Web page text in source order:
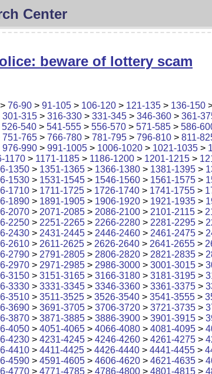
Center
beware of lottery scam
> 76-90 > 91-105 > 106-120 > 121-135 > 136-150
301-315 > 316-330 > 331-345 > 346-360 > 361-
526-540 > 541-555 > 556-570 > 571-585 > 586-
751-765 > 766-780 > 781-795 > 796-810 > 811-
976-990 > 991-1005 > 1006-1020 > 1021-1035 >
1170 > 1171-1185 > 1186-1200 > 1201-1215 >
1350 > 1351-1365 > 1366-1380 > 1381-1395 >
1530 > 1531-1545 > 1546-1560 > 1561-1575 >
1710 > 1711-1725 > 1726-1740 > 1741-1755 >
1890 > 1891-1905 > 1906-1920 > 1921-1935 >
2070 > 2071-2085 > 2086-2100 > 2101-2115 >
2250 > 2251-2265 > 2266-2280 > 2281-2295 >
2430 > 2431-2445 > 2446-2460 > 2461-2475 >
2610 > 2611-2625 > 2626-2640 > 2641-2655 >
2790 > 2791-2805 > 2806-2820 > 2821-2835 >
2970 > 2971-2985 > 2986-3000 > 3001-3015 >
3150 > 3151-3165 > 3166-3180 > 3181-3195 >
3330 > 3331-3345 > 3346-3360 > 3361-3375 >
3510 > 3511-3525 > 3526-3540 > 3541-3555 >
3690 > 3691-3705 > 3706-3720 > 3721-3735 >
3870 > 3871-3885 > 3886-3900 > 3901-3915 >
4050 > 4051-4065 > 4066-4080 > 4081-4095 >
4230 > 4231-4245 > 4246-4260 > 4261-4275 >
4410 > 4411-4425 > 4426-4440 > 4441-4455 >
4590 > 4591-4605 > 4606-4620 > 4621-4635 >
4770 > 4771-4785 > 4786-4800 > 4801-4815 >